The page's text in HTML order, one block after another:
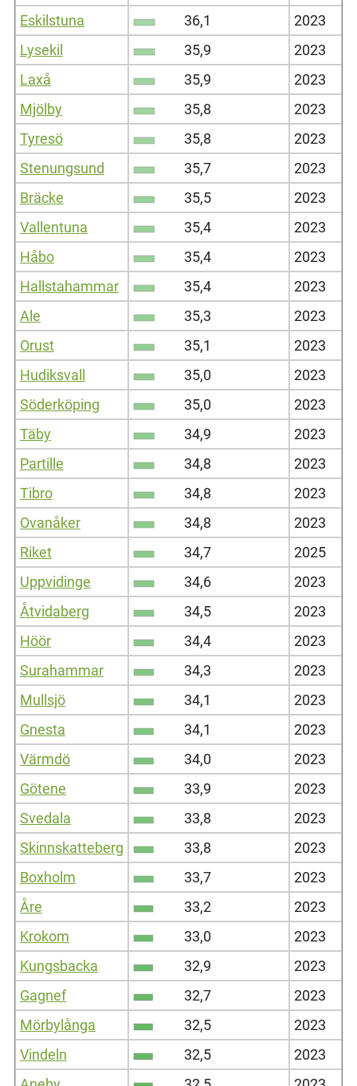
Eskilstuna
36,1
2023
Lysekil
35,9
2023
Laxå
35,9
2023
Mjölby
35,8
2023
Tyresö
35,8
2023
Stenungsund
35,7
2023
Bräcke
35,5
2023
Vallentuna
35,4
2023
Håbo
35,4
2023
Hallstahammar
35,4
2023
Ale
35,3
2023
Orust
35,1
2023
Hudiksvall
35,0
2023
Söderköping
35,0
2023
Täby
34,9
2023
Partille
34,8
2023
Tibro
34,8
2023
Ovanåker
34,8
2023
Riket
34,7
2025
Uppvidinge
34,6
2023
Åtvidaberg
34,5
2023
Höör
34,4
2023
Surahammar
34,3
2023
Mullsjö
34,1
2023
Gnesta
34,1
2023
Värmdö
34,0
2023
Götene
33,9
2023
Svedala
33,8
2023
Skinnskatteberg
33,8
2023
Boxholm
33,7
2023
Åre
33,2
2023
Krokom
33,0
2023
Kungsbacka
32,9
2023
Gagnef
32,7
2023
Mörbylånga
32,5
2023
Vindeln
32,5
2023